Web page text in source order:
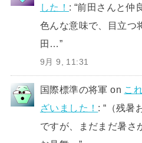
した！ : “前田さんと仲
色んな意味で、目立つ
田… ”
9月 9, 11:31
国際標準の将軍 on こ
ざいました！ : “ （残暑
ですが、まだまだ暑さ